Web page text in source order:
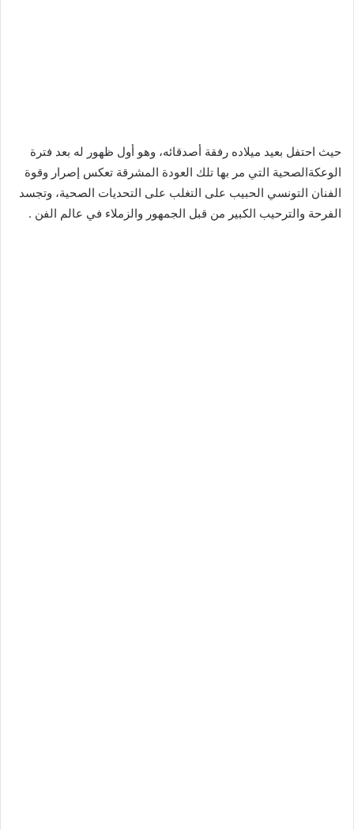
حيث احتفل بعيد ميلاده رفقة أصدقائه، وهو أول ظهور له بعد فترة
الوعكةالصحية التي مر بها تلك العودة المشرقة تعكس إصرار وقوة
الفنان التونسي الحبيب على التغلب على التحديات الصحية، وتجسد
الفرحة والترحيب الكبير من قبل الجمهور والزملاء في عالم الفن .